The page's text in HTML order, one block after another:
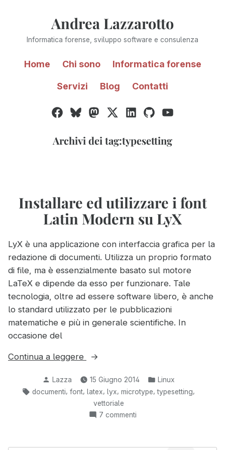
Andrea Lazzarotto
Informatica forense, sviluppo software e consulenza
Home Chi sono Informatica forense
Servizi Blog Contatti
Facebook
BlueskyMastodon
Twitter
X
LinkedInGitHubYouTube
Archivi dei tag:typesetting
Installare ed utilizzare i font
Latin Modern su LyX
LyX è una applicazione con interfaccia grafica per la
redazione di documenti. Utilizza un proprio formato
di file, ma è essenzialmente basato sul motore
LaTeX e dipende da esso per funzionare. Tale
tecnologia, oltre ad essere software libero, è anche
lo standard utilizzato per le pubblicazioni
matematiche e più in generale scientifiche. In
occasione del
Continua a leggere
“Installare
utilizzare
i
font
Latin
su
Pubblicato
da
Lazza 15 Giugno 2014
Pubblicato
in:
Linux
Tag:
documenti, font, latex, lyx, microtype,typesetting,
vettoriale
7 commentisu
utilizzare